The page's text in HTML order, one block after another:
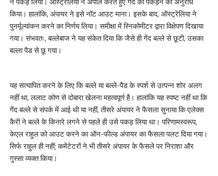
किया। हालांकि, अंपायर ने इसे नॉट आउट माना। इसके बाद, ऑस्ट्रेलिया ने
पुनर्मूल्यांकन करने का निर्णय लिया। समीक्षा में स्निकोमीटर द्वारा विक्षेपण दिखाया
गया। संभवतः, बल्लेबाज ने यह संकेत दिया कि जैसे ही गेंद बल्ले से छूटी, उसका
बल्ला पैड से छू गया।
यह सत्यापित करने के लिए कि बल्ले या बल्ले-पैड के स्पर्श से उत्पन्न शोर अलग
नहीं था, ललाट कोण से दोबारा खेलना महत्वपूर्ण है। हालांकि यह स्पष्ट नहीं था कि
गेंद बल्ले से संपर्क में आई थी या नहीं, तीसरे अंपायर ने फैसला सुनाया कि एलेक्स
कैरी ने बल्ले के किनारे लगने से पहले ही उसे पकड़ लिया था। परिणामस्वरूप,
केएल राहुल को आउट करने का ऑन-फील्ड अंपायर का फैसला पलट दिया गया।
सिर्फ राहुल ही नहीं; कमेंटेटरों ने भी तीसरे अंपायर के फैसले पर निराशा और
गुस्सा व्यक्त किया।